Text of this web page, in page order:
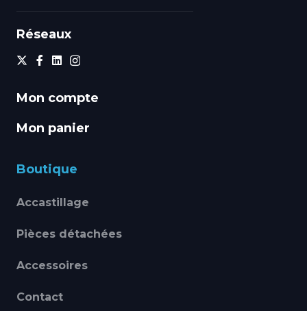
Réseaux
Mon compte
Mon panier
Boutique
Accastillage
Pièces détachées
Accessoires
Contact